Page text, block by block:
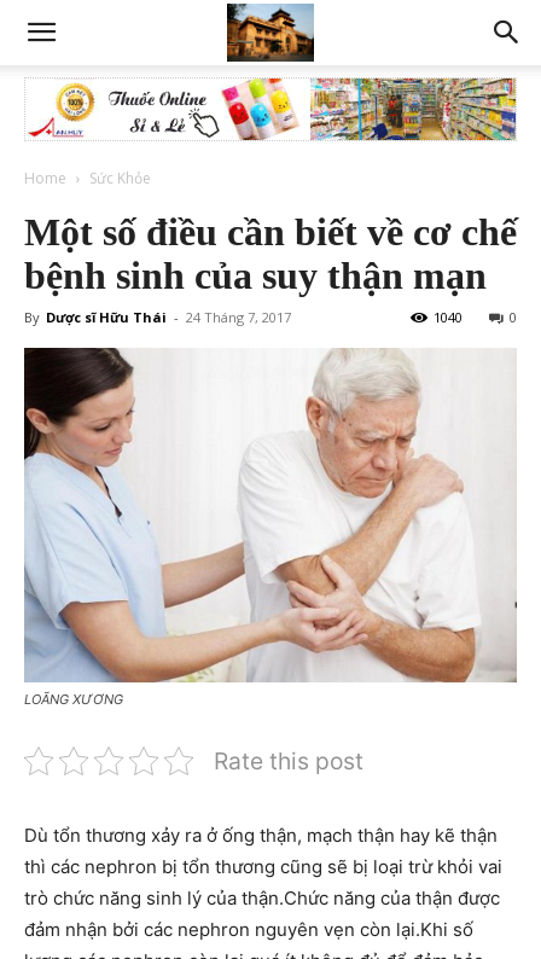
Home Sức Khỏe
Một số điều cần biết về cơ chế
bệnh sinh của suy thận mạn
By Dược sĩ Hữu Thái - 24 Tháng 7, 2017 0
1040
LOÃNG XƯƠNG
Rate this post
Dù tổn thương xảy ra ở ống thận, mạch thận hay kẽ thận
thì các nephron bị tổn thương cũng sẽ bị loại trừ khỏi vai
trò chức năng sinh lý của thận.Chức năng của thận được
đảm nhận bởi các nephron nguyên vẹn còn lại.Khi số